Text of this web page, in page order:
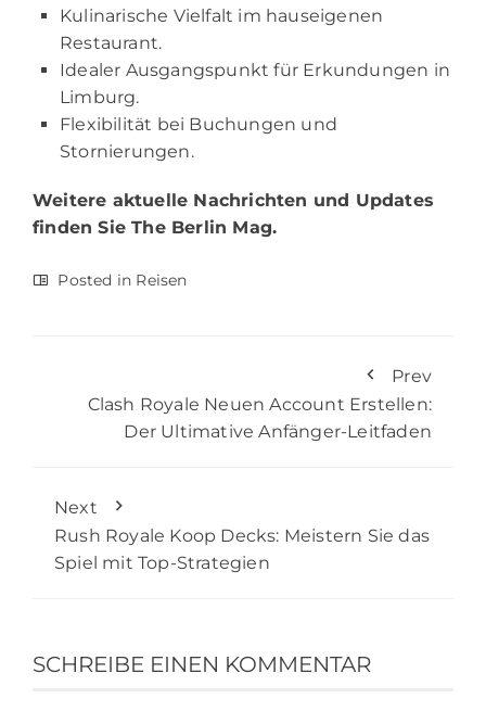
Kulinarische Vielfalt im hauseigenen
Restaurant.
Idealer Ausgangspunkt für Erkundungen in
Limburg.
Flexibilität bei Buchungen und
Stornierungen.
Weitere aktuelle Nachrichten und Updates
finden SieThe Berlin Mag.
Posted in Reisen
Prev
Clash Royale Neuen Account Erstellen:
Der Ultimative Anfänger-Leitfaden
Next
Rush Royale Koop Decks: Meistern Sie das
Spiel mit Top-Strategien
SCHREIBE EINEN KOMMENTAR